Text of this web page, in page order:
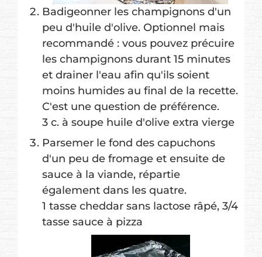
Badigeonner les champignons d'un
peu d'huile d'olive. Optionnel mais
recommandé : vous pouvez précuire
les champignons durant 15 minutes
et drainer l'eau afin qu'ils soient
moins humides au final de la recette.
C'est une question de préférence.
3 c. à soupe huile d'olive extra vierge
Parsemer le fond des capuchons
d'un peu de fromage et ensuite de
sauce à la viande, répartie
également dans les quatre.
1 tasse cheddar sans lactose râpé, 3/4
tasse sauce à pizza